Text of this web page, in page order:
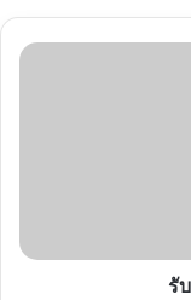
รับ
รั